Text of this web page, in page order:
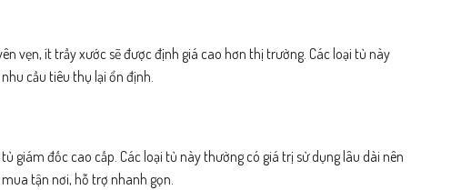
vẹn, ít trầy xước sẽ được định giá cao hơn thị trường. Các loại tủ này
cầu tiêu thụ lại ổn định.
giám đốc cao cấp. Các loại tủ này thường có giá trị sử dụng lâu dài nên
tận nơi, hỗ trợ nhanh gọn.